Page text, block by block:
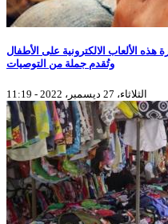
الألعاب الالكترونية على الأطفال
وتُقدم جملة من التوصيات
الثلاثاء، 27 ديسمبر، 2022 - 11:19